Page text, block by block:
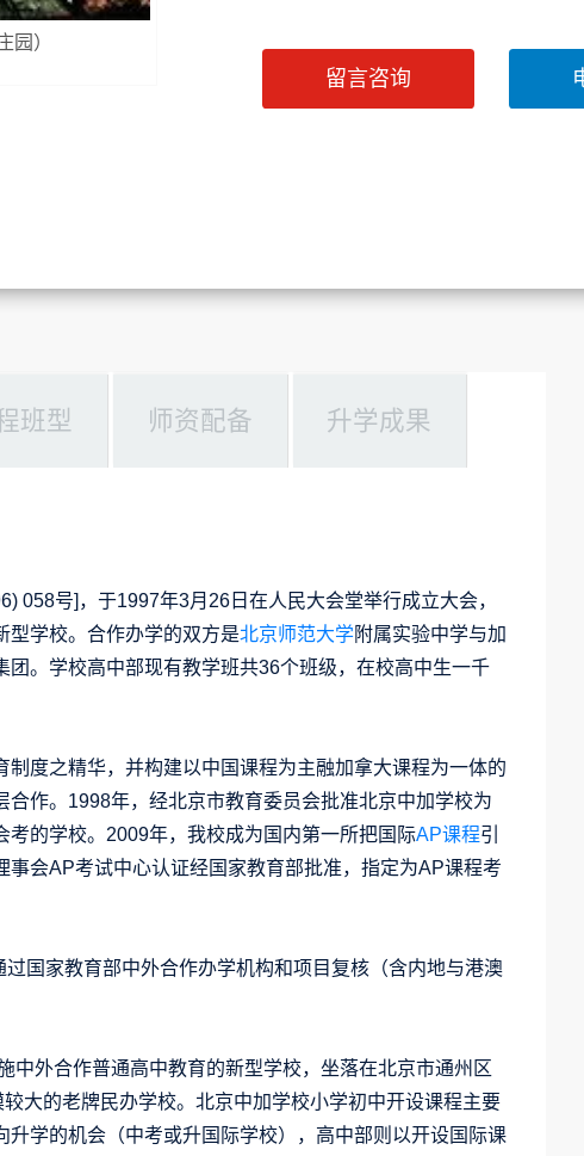
园）
留言咨询
班型 师资配备 升学成果
058号]，于1997年3月26日在人民大会堂举行成立大会，
型学校。合作办学的双方是北京师范大学附属实验中学与加
团。学校高中部现有教学班共36个班级，在校高中生一千
度之精华，并构建以中国课程为主融加拿大课程为一体的
作。1998年，经北京市教育委员会批准北京中加学校为
的学校。2009年，我校成为国内第一所把国际AP课程引
会AP考试中心认证经国家教育部批准，指定为AP课程考
国家教育部中外合作办学机构和项目复核（含内地与港澳
中外合作普通高中教育的新型学校，坐落在北京市通州区
大的老牌民办学校。北京中加学校小学初中开设课程主要
学的机会（中考或升国际学校），高中部则以开设国际课